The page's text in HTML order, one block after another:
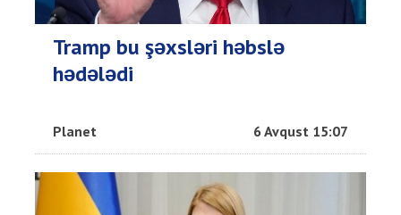
Tramp bu şəxsləri həbslə
hədələdi
Planet 6 Avqust 15:07